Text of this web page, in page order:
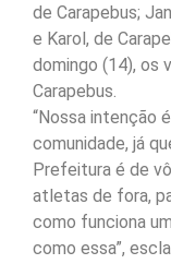
de Carapebus;
e Karol, de
domingo (14), os
Carapebus.
“Nossa intenção
comunidade, já
Prefeitura é de
atletas de fora,
como funciona
como essa”,